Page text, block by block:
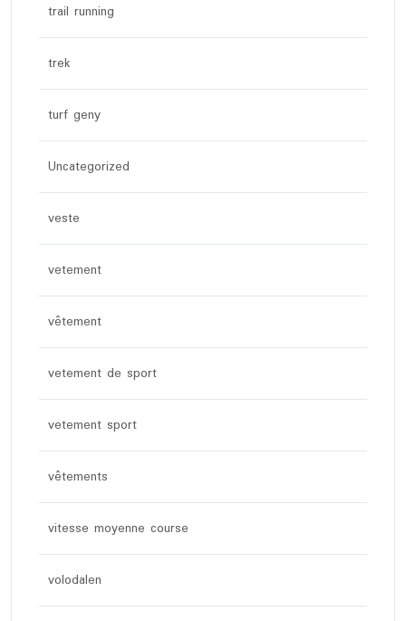
trail running
trek
turf geny
Uncategorized
veste
vetement
vêtement
vetement de sport
vetement sport
vêtements
vitesse moyenne course
volodalen